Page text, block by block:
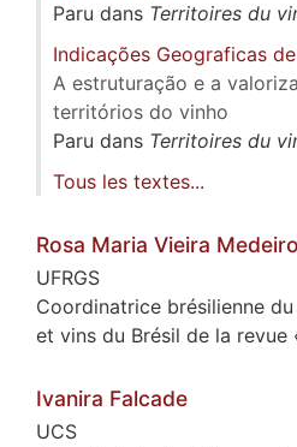
Paru dans Territoires du
Indicações Geograficas
A estruturação e a
territórios do vinho
Paru dans Territoires du
Tous les textes...
Rosa Maria Vieira
UFRGS
Coordinatrice brésilienne
et vins du Brésil de la revue
Ivanira Falcade
UCS